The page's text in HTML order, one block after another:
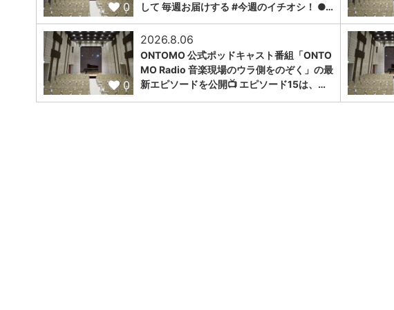
0
して 毎週お届けする #今週のイチオシ！ ●…
0
2026.8.06
ONTOMO 公式ポッドキャスト番組「ONTO
MO Radio 音楽現場のウラ側をのぞく」の最
新エピソードを公開📺 エピソード15は、…